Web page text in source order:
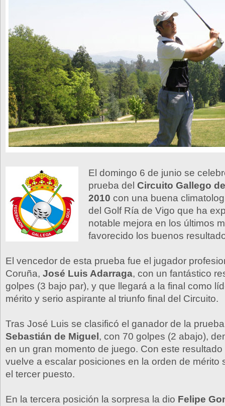
El domingo 6 de junio se
prueba del Circuito Gallego
2010 con una buena
del Golf Ría de Vigo que ha
notable mejora en los últimos
favorecido los buenos
El vencedor de esta prueba fue el jugador
Coruña, José Luis Adarraga, con un fantástico
golpes (3 bajo par), y que llegará a la final como
mérito y serio aspirante al triunfo final del Circuito.
Tras José Luis se clasificó el ganador de la
Sebastián de Miguel , con 70 golpes (2 abajo),
en un gran momento de juego. Con este
vuelve a escalar posiciones en la orden de mérito
el tercer puesto.
En la tercera posición la sorpresa la dio Felipe